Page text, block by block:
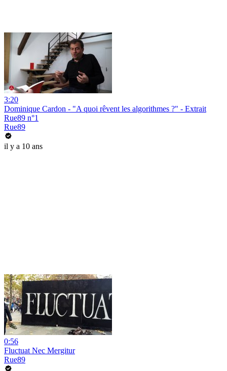
3:20
Dominique Cardon - "A quoi rêvent les algorithmes ?" - Extrait
Rue89 n°1
Rue89
il y a 10 ans
0:56
Fluctuat Nec Mergitur
Rue89